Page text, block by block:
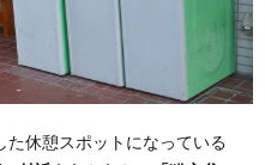
た休憩スポットになっている